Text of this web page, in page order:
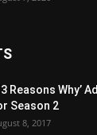
Reasons Why’
Season 2
8, 2017